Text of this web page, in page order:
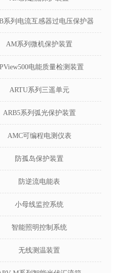
系列电流互感器过电压保护器
AM系列微机保护装置
电能质量检测装置
ARTU系列三遥单元
ARB5系列弧光保护装置
AMC可编程电测仪表
防孤岛保护装置
防逆流电能表
小母线监控系统
智能照明控制系统
无线测温装置